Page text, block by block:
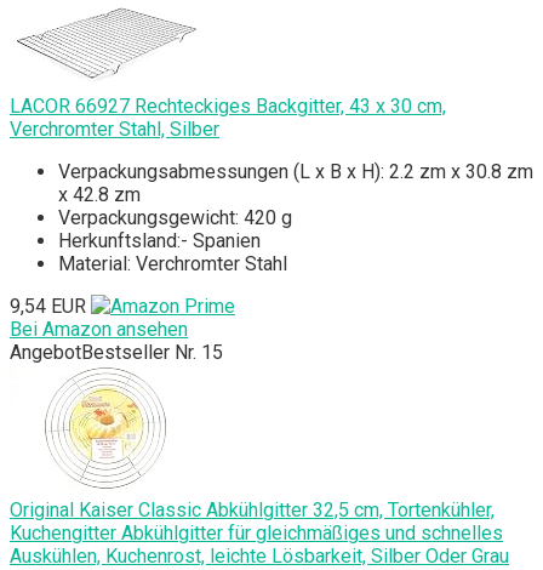
LACOR 66927 Rechteckiges Backgitter, 43 x 30 cm,
Verchromter Stahl, Silber
Verpackungsabmessungen (L x B x H): 2.2 zm x 30.8 zm
x 42.8 zm
Verpackungsgewicht: 420 g
Herkunftsland:- Spanien
Material: Verchromter Stahl
9,54 EUR
Bei Amazon ansehen
AngebotBestseller Nr. 15
Original Kaiser Classic Abkühlgitter 32,5 cm, Tortenkühler,
Kuchengitter Abkühlgitter für gleichmäßiges und schnelles
Auskühlen, Kuchenrost, leichte Lösbarkeit, Silber Oder Grau